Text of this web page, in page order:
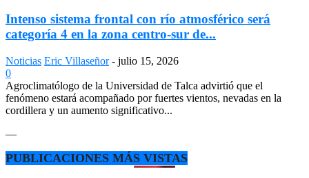
Intenso sistema frontal con río atmosférico será
categoría 4 en la zona centro-sur de...
Noticias Eric Villaseñor - julio 15, 2026
0
Agroclimatólogo de la Universidad de Talca advirtió que el
fenómeno estará acompañado por fuertes vientos, nevadas en la
cordillera y un aumento significativo...
—
PUBLICACIONES MÁS VISTAS